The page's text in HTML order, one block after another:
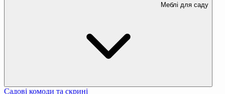
Меблі для саду
Садові комоди та скрині